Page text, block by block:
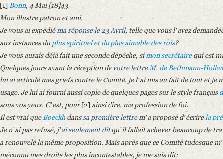
Printed Text
Provider: Dresden, Sächsische Landesbibliothek - Staats- und
OAI Id: 343347008
Bibliography: Briefe von und an August Wilhelm Schlegel.
Incipit: „[1] Bonn, 4 Mai [18]43
Mon illustre patron et ami,
Je vous ai expédié ma réponse le 23 Avril, telle que vous lʼavez [...]“
Manuscript
Provider: Dresden, Sächsische Landesbibliothek - Staats- und
OAI Id: id-512528756
Classification Number: Mscr.Dresd.e.90,LXXV,Nr.3b(3a-b)
Number of Pages: 6 S. m. U.
[1] Bonn, 4 Mai [18]43
Mon illustre patron et ami,
Je vous ai expédiéma réponse le 23 Avril, telle que vous lʼavez
aux instances duplus spirituel et du plus aimable des rois?
Je vous aurais déjà fait une seconde dépêche, simon secrétairequi est
Quelques jours avant la réception devotre lettre M. de Bethmann-
lui ai articulé mes griefs contre le Comité, je lʼai mis au fait de tout et je
usage. Je lui ai fourni aussi copie de quelques pages sur le style français
sous vos yeux. Cʼest, pour[2] ainsi dire, ma profession de foi.
Il est vrai que Boeckh danssa première lettremʼa proposé dʼécrirela
Je nʼai pas refusé, jʼai seulement ditquʼil fallait achever beaucoup de
a renouvelé la même proposition. Mais après que ce Comité tudesque
méconnu mes droits les plus incontestables, je me suis dit: